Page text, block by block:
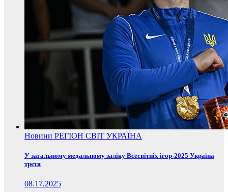
Новини РЕГІОН СВІТ УКРАЇНА
У загальному медальному заліку Всесвітніх ігор-2025 Україна
третя
08.17.2025